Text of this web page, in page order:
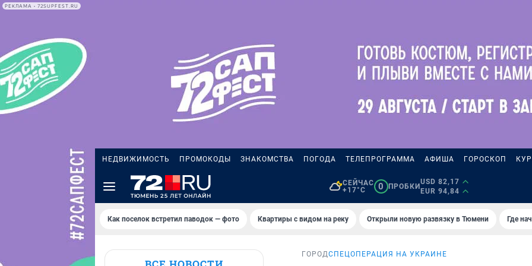
РЕКЛАМА • 72SUPFEST.RU
НЕДВИЖИМОСТЬ ПРОМОКОДЫ ЗНАКОМСТВА ПОГОДА ТЕЛЕПРОГРАММА АФИША ГОРОСКОП
СЕЙЧАС
+17°C
0 ПРОБКИ
USD 82,17
EUR 94,84
Как поселок встретил паводок — фото Квартиры с видом на реку Открыли новую развязку в Тюмени Где
ГОРОДСПЕЦОПЕРАЦИЯ НА УКРАИНЕ